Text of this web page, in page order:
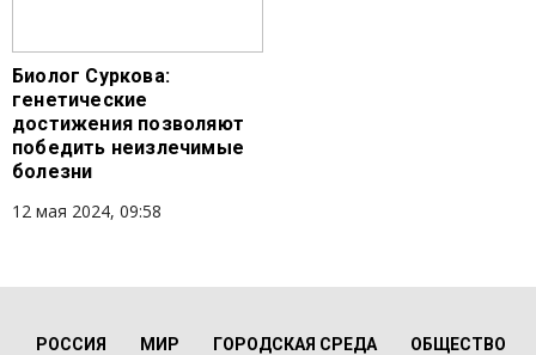
Биолог Суркова:
генетические
достижения позволяют
победить неизлечимые
болезни
12 мая 2024, 09:58
РОССИЯ МИР ГОРОДСКАЯ СРЕДА ОБЩЕСТВО